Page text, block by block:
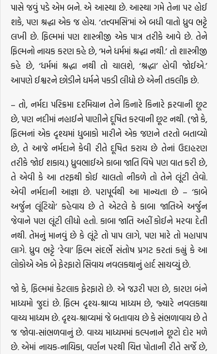
પાસે જવું પડે એમ બને. એ આસ્થા છે. આસ્થા ગમે તેના પર હોઈ
શકે, પણ શ્રદ્ધા એક જ હોય. ‘તત્ત્વમસિ’માં એ બધી વાતો ધ્રુવ ભટ્ટે
લખી છે. ફિલ્મમાં પણ શાસ્ત્રીજી એક પાત્ર તરીકે આવે છે. તેને
ફિલ્મનો નાયક કરણ કહે છે, ‘મને ધર્મમાં શ્રદ્ધા નથી.’ તો શાસ્ત્રીજી
કહે છે, ‘ધર્મમાં શ્રદ્ધા નથી તો ચાલશે, ‘શ્રદ્ધા’ હોવી જોઈએ.’
આપણે ઈશ્વરને છોડીને ધર્મને પકડી લીધો છે એની તકલીફ છે.
– તો, નર્મદા પરિક્રમા દરમિયાન તેને કિનારે કિનારે ફરવાની છૂટ
છે, પણ નદીમાં નહાઈને પાણીને દૂષિત કરવાની છૂટ નથી. (જો કે,
ફિલ્મનાં એક દૃશ્યમાં ધુબાકો મારીને એક જણને તરતો બતાવ્યો
છે, તે આજે નર્મદાને કેવી રીતે દૂષિત કરાય છે તેનાં ઉદાહરણ
તરીકે જોઈ શકાય.) ધ્રુવભાઈએ કાબા જાતિ વિષે પણ વાત કરી છે,
તે એવી કે આ તરફથી કોઈ ચાલતો નીકળે તો તેને લૂંટી લેવો.
એવી નર્મદાની આજ્ઞા છે. પરાપૂર્વથી આ માન્યતા છે – ‘કાબે
અર્જુન લૂંટિયો’ કહેવાય છે તે એટલે કે કાબા જાતિએ અર્જુન
જેવાને પણ લૂંટી લીધો હતો. કાબા જાતિ અહીં કોઈને મરવા દેતી
નથી. તેમનું માનવું છે કે લૂંટે તો પાપ લાગે, પણ મારે તો મહાપાપ
લાગે. ધ્રુવ ભટ્ટે ‘રેવા’ ફિલ્મ સંદર્ભે સંતોષ પ્રગટ કરતાં કહ્યું કે આ
લોકોએ એક બે ફેરફારો સિવાય નવલકથાનું હાર્દ સાચવ્યું છે.
જો કે, ફિલ્મમાં કેટલાક ફેરફારો છે. એ જરૂરી પણ છે, કારણ બંને
માધ્યમો જુદાં છે. ફિલ્મ દૃશ્ય-શ્રાવ્ય માધ્યમ છે, જ્યારે નવલકથા
વાચ્ય માધ્યમ છે. દૃશ્ય-શ્રાવ્યમાં જે બતાવાય છે કે સંભળાવાય છે તે
જ જોવા-સાંભળવાનું છે. વાચ્ય માધ્યમમાં કલ્પનાને છૂટો દોર મળે
છે. એમાં નાયક-નાયિકા, વર્ણન પરથી ચિત્ત પોતાની રીતે સર્જે છે,